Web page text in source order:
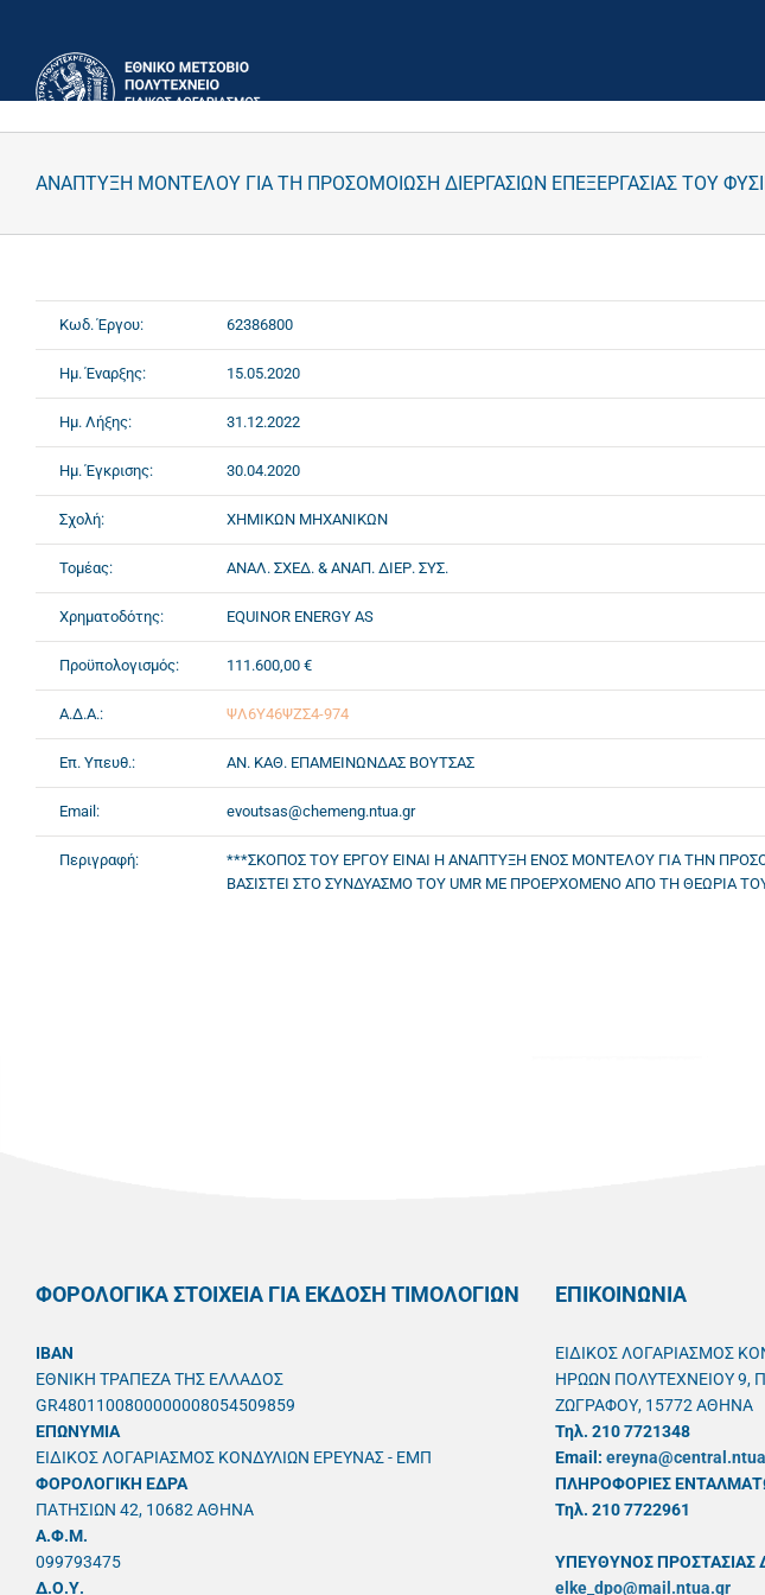
περιεχόμενο
ΑΝΑΠΤΥΞΗ ΜΟΝΤΕΛΟΥ ΓΙΑ ΤΗ ΠΡΟΣΟΜΟΙΩΣΗ ΔΙΕΡΓΑΣΙΩΝ ΕΠΕΞΕΡΓΑΣΙΑΣ ΤΟΥ
Κωδ. Έργου: 62386800
Ημ. Έναρξης: 15.05.2020
Ημ. Λήξης: 31.12.2022
Ημ. Έγκρισης: 30.04.2020
Σχολή: ΧΗΜΙΚΩΝ ΜΗΧΑΝΙΚΩΝ
Τομέας: ΑΝΑΛ. ΣΧΕΔ. & ΑΝΑΠ. ΔΙΕΡ. ΣΥΣ.
Χρηματοδότης: EQUINOR ENERGY AS
Προϋπολογισμός: 111.600,00 €
Α.Δ.Α.: ΨΛ6Υ46ΨΖΣ4-974
Επ. Υπευθ.: ΑΝ. ΚΑΘ. ΕΠΑΜΕΙΝΩΝΔΑΣ ΒΟΥΤΣΑΣ
Email: evoutsas@chemeng.ntua.gr
Περιγραφή:
***ΣΚΟΠΟΣ ΤΟΥ ΕΡΓΟΥ ΕΙΝΑΙ Η ΑΝΑΠΤΥΞΗ ΕΝΟΣ ΜΟΝΤΕΛΟΥ ΓΙΑ ΤΗΝ
ΒΑΣΙΣΤΕΙ ΣΤΟ ΣΥΝΔΥΑΣΜΟ ΤΟΥ UMR ΜΕ ΠΡΟΕΡΧΟΜΕΝΟ ΑΠΟ ΤΗ ΘΕΩΡΙΑ
ΦΟΡΟΛΟΓΙΚΑ ΣΤΟΙΧΕΙΑ ΓΙΑ ΕΚΔΟΣΗ ΤΙΜΟΛΟΓΙΩΝ
IBAN
ΕΘΝΙΚΗ ΤΡΑΠΕΖΑ ΤΗΣ ΕΛΛΑΔΟΣ
GR4801100800000008054509859
ΕΠΩΝΥΜΙΑ
ΕΙΔΙΚΟΣ ΛΟΓΑΡΙΑΣΜΟΣ ΚΟΝΔΥΛΙΩΝ ΕΡΕΥΝΑΣ - ΕΜΠ
ΦΟΡΟΛΟΓΙΚΗ ΕΔΡΑ
ΠΑΤΗΣΙΩΝ 42, 10682 ΑΘΗΝΑ
A.Φ.Μ.
099793475
Δ.Ο.Υ.
ΕΠΙΚΟΙΝΩΝΙΑ
ΕΙΔΙΚΟΣ ΛΟΓΑΡΙΑΣΜΟΣ
ΗΡΩΩΝ ΠΟΛΥΤΕΧΝΕΙΟΥ 9,
ΖΩΓΡΑΦΟΥ, 15772 ΑΘΗΝΑ
Τηλ. 210 7721348
Email:
ΠΛΗΡΟΦΟΡΙΕΣ
Τηλ. 210 7722961
ΥΠΕΥΘYΝΟΣ
elke_dpo@mail.ntua.gr